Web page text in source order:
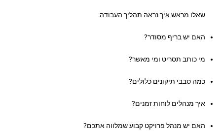
שאלו מראש איך נראה תהליך העבודה:
האם יש בריף מסודר?
מי כותב תסריט ומי מאשר?
כמה סבבי תיקונים כלולים?
איך מנהלים לוחות זמנים?
האם יש מנהל פרויקט קבוע שמלווה אתכם?